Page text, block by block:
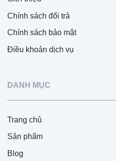
Chính sách đổi trả
Chính sách bảo mật
Điều khoản dịch vụ
DANH MỤC
Trang chủ
Sản phẩm
Blog